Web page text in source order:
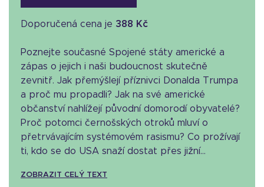
Doporučená cena je 388 Kč
Poznejte současné Spojené státy americké a
zápas o jejich i naši budoucnost skutečně
zevnitř. Jak přemýšlejí příznivci Donalda Trumpa
a proč mu propadli? Jak na své americké
občanství nahlížejí původní domorodí obyvatelé?
Proč potomci černošských otroků mluví o
přetrvávajícím systémovém rasismu? Co prožívají
ti, kdo se do USA snaží dostat přes jižní...
ZOBRAZIT CELÝ TEXT